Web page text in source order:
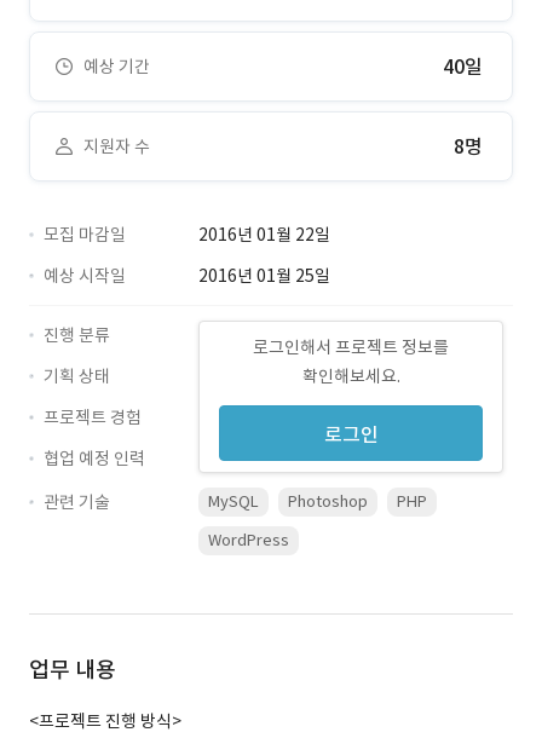
예상 기간 40일
지원자 수 8명
모집 마감일
2016년 01월 22일
예상 시작일
2016년 01월 25일
로그인해서 프로젝트 정보를
확인해보세요.
로그인
진행 분류
기획 상태
프로젝트 경험
협업 예정 인력
관련 기술
MySQL Photoshop
PHP
WordPress
업무 내용
<프로젝트 진행 방식>